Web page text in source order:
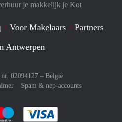
je makkelijk je Kot
Voor Makelaars
Partners
Antwerpen
02094127 – België
Spam & nep-accounts
af met Paypal
gemakkelijk af met Mastercard
Je rekent gemakkelijk af met Meastro